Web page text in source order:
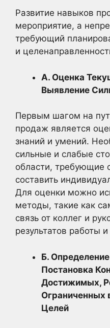
Развитие навыков
мероприятие, а
требующий
и
А. Оценка
Выявление
Первым шагом на
продаж является
знаний и умений.
сильные и слабые
области, требующие
составить
Для оценки можно
методы, такие как
связь от коллег и
результатов работы
Б.
Постановка
Достижимых,
Ограниченных
Целей